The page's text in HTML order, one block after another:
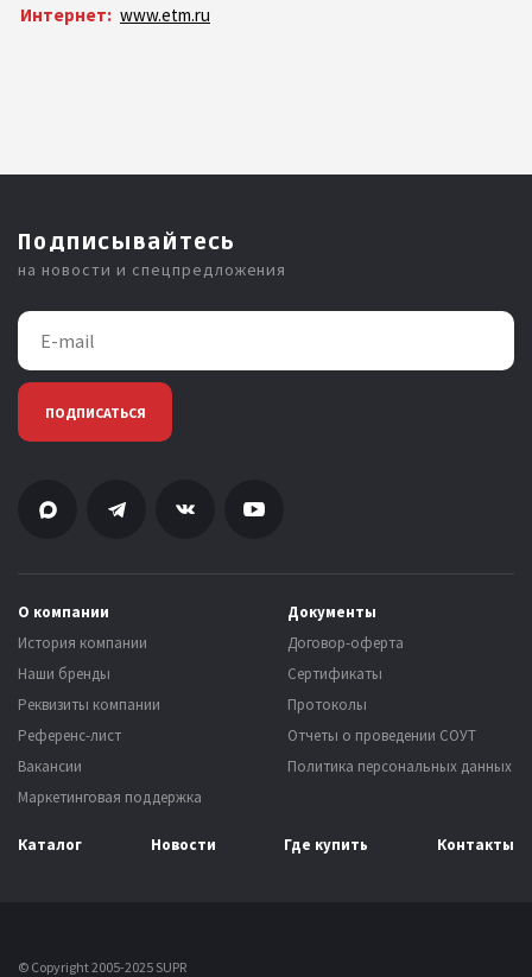
Интернет: www.etm.ru
Подписывайтесь
на новости и спецпредложения
ПОДПИСАТЬСЯ
О компании
История компании
Наши бренды
Реквизиты компании
Референс-лист
Вакансии
Маркетинговая поддержка
Документы
Договор-оферта
Сертификаты
Протоколы
Отчеты о проведении СОУТ
Политика персональных данных
Каталог Новости Где купить Контакты
© Copyright 2005-2025 SUPR